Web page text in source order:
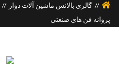
گالری بالانس ماشین آلات دوار
پروانه فن های صنعتی